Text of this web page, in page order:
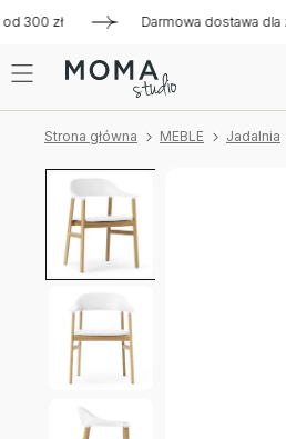
zł Darmowa dostawa dla
Strona główna MEBLE Jadalnia